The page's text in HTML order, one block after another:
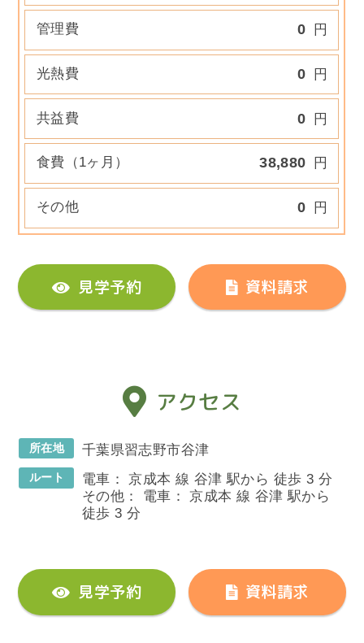
管理費 0 円
光熱費 0 円
共益費 0 円
食費（1ヶ月） 38,880 円
その他 0 円
見学予約 資料請求
アクセス
所在地 千葉県習志野市谷津
ルート
電車： 京成本 線 谷津 駅から 徒歩 3 分
その他： 電車： 京成本 線 谷津 駅から
徒歩 3 分
見学予約 資料請求